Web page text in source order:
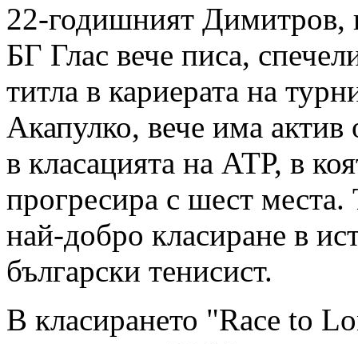
22-годишният Димитров,
БГ Глас вече писа,
титла в кариерата на
Акапулко, вече има актив
в класацията на АТР, в
прогресира с шест места.
най-добро класиране в
български тенисист.
В класирането "Race to